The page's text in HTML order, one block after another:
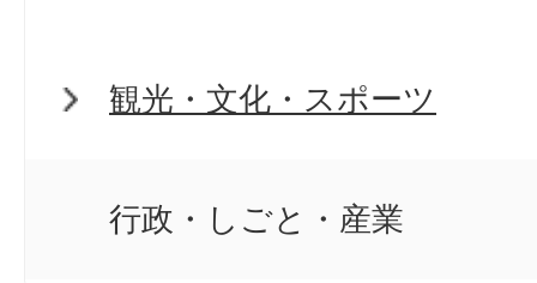
観光・文化・スポーツ
行政・しごと・産業